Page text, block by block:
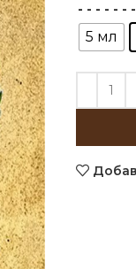
- - - - -
5 мл